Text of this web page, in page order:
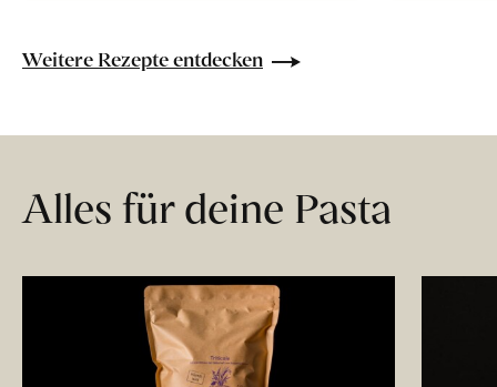
Weitere Rezepte entdecken
Alles für deine Pasta